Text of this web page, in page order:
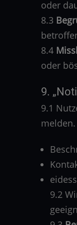
oder
8.3
8.4
oder
9.
9.1
melden.
9.2